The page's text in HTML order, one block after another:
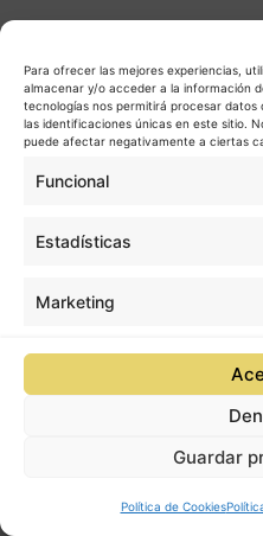
Para ofrecer las mejores experiencias,
almacenar y/o acceder a la información
tecnologías nos permitirá procesar
las identificaciones únicas en este sitio.
puede afectar negativamente a ciertas
Funcional
Estadísticas
Marketing
Guardar
Política de Cookies